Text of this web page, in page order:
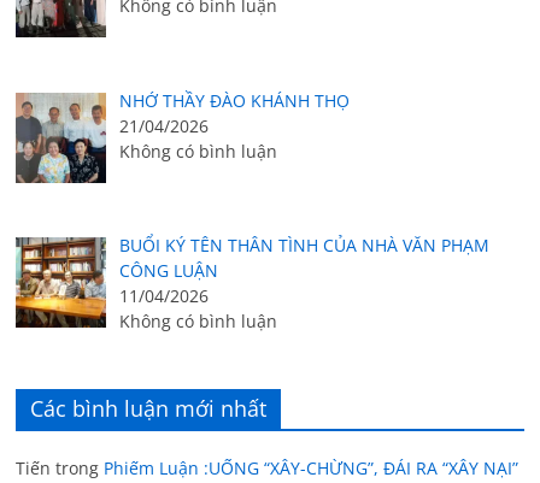
Không có bình luận
NHỚ THẦY ĐÀO KHÁNH THỌ
21/04/2026
Không có bình luận
BUỔI KÝ TÊN THÂN TÌNH CỦA NHÀ VĂN PHẠM
CÔNG LUẬN
11/04/2026
Không có bình luận
Các bình luận mới nhất
Tiến trong Phiếm Luận :UỐNG “XÂY-CHỪNG”, ĐÁI RA “XÂY NẠI”